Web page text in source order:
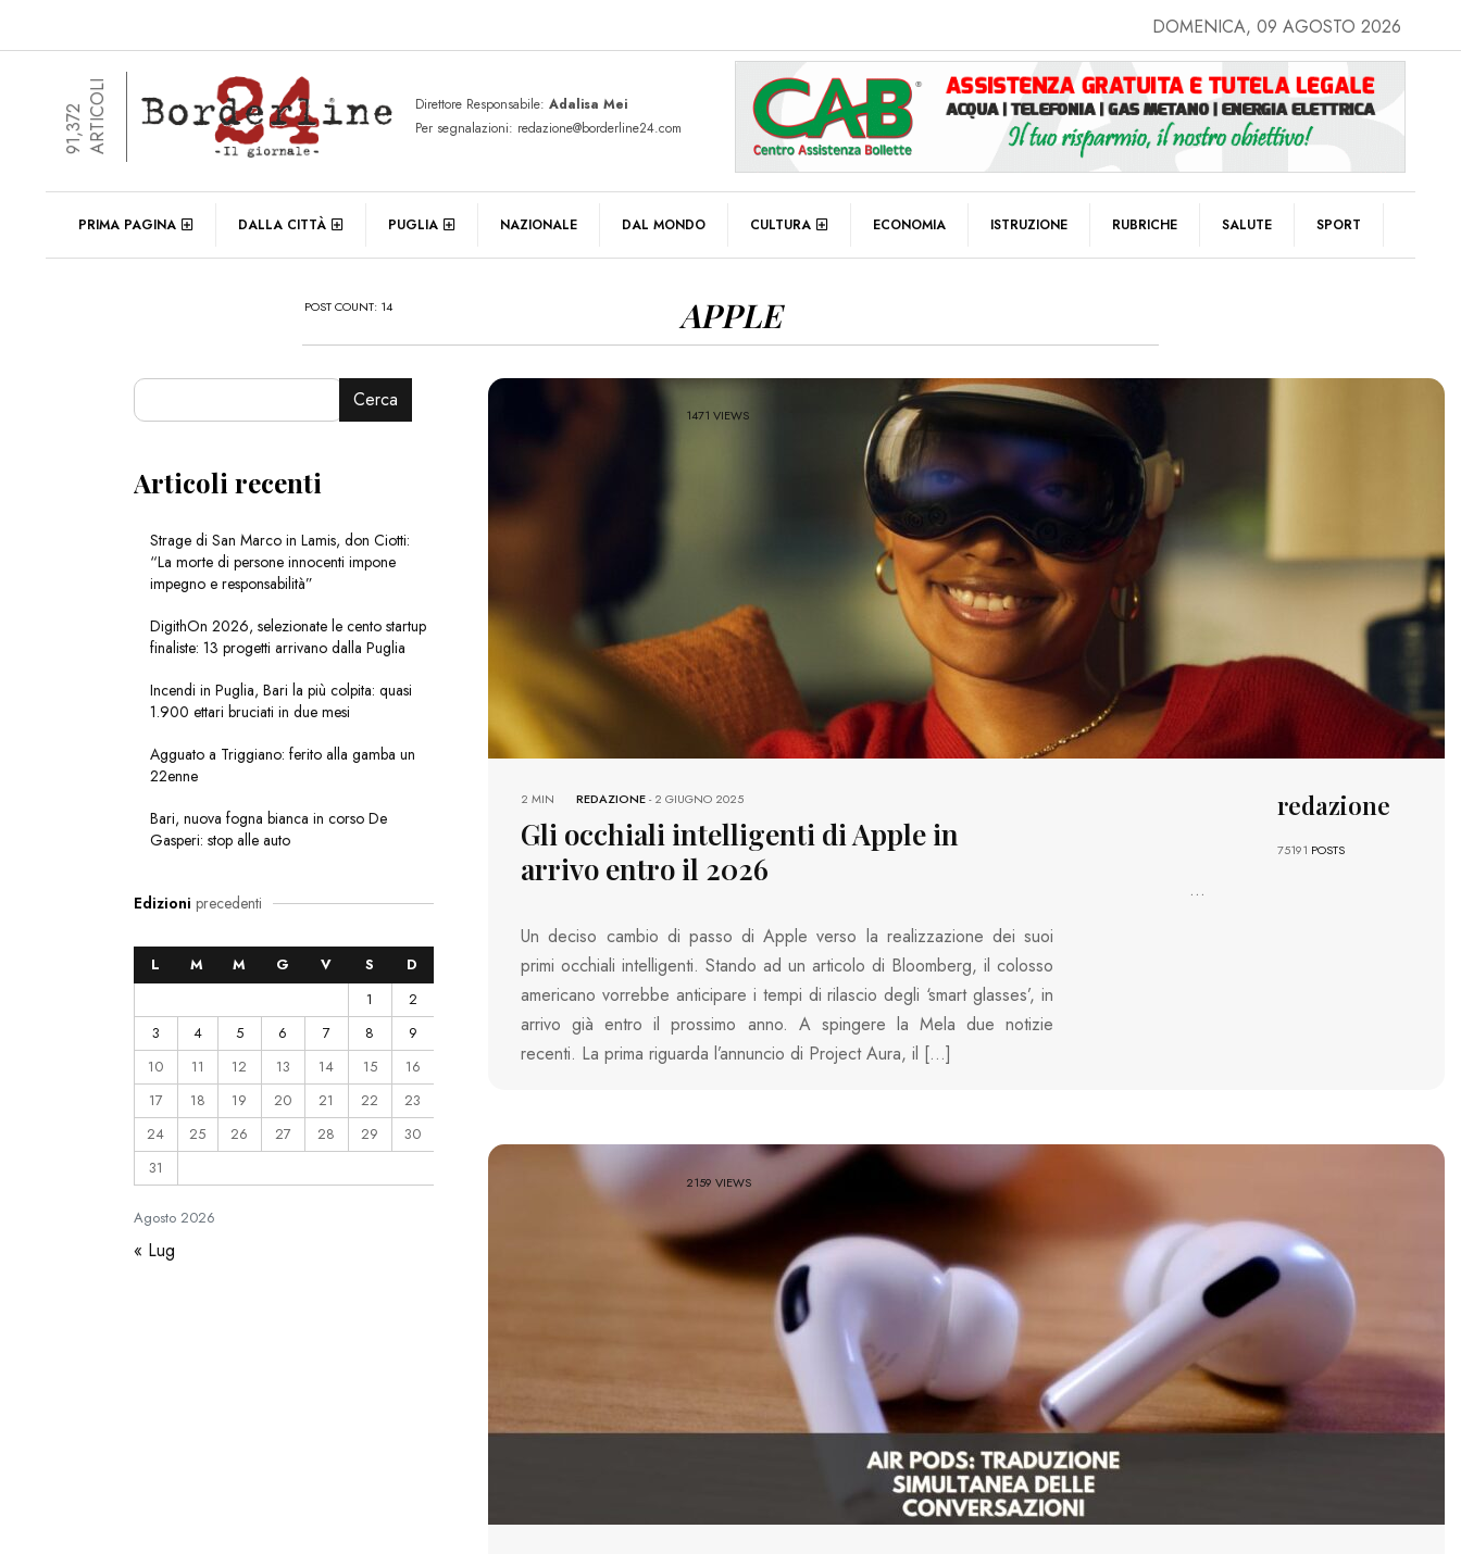
DOMENICA, 09 AGOSTO 2026
91,372ARTICOLI Direttore Responsabile: Adalisa Mei
Per segnalazioni: redazione@borderline24.com
PRIMA PAGINA DALLA CITTÀ PUGLIA NAZIONALE DAL MONDO CULTURA ECONOMIA ISTRUZIONE RUBRICHE SALUTE SPORT
POST COUNT: 14 APPLE
1471 VIEWS
REDAZIONE-2 GIUGNO 2025
2 MIN
Gli occhiali intelligenti di Apple in
arrivo entro il 2026
Un deciso cambio di passo di Apple verso la realizzazione dei suoi
primi occhiali intelligenti. Stando ad un articolo di Bloomberg, il colosso
americano vorrebbe anticipare i tempi di rilascio degli ‘smart glasses’, in
arrivo già entro il prossimo anno. A spingere la Mela due notizie
recenti. La prima riguarda l’annuncio di Project Aura, il […]
redazione
75191 POSTS
...
2159 VIEWS
Cerca
Articoli recenti
Strage di San Marco in Lamis, don Ciotti:
“La morte di persone innocenti impone
impegno e responsabilità”
DigithOn 2026, selezionate le cento startup
finaliste: 13 progetti arrivano dalla Puglia
Incendi in Puglia, Bari la più colpita: quasi
1.900 ettari bruciati in due mesi
Agguato a Triggiano: ferito alla gamba un
22enne
Bari, nuova fogna bianca in corso De
Gasperi: stop alle auto
Edizioni precedenti
Agosto2026
L M M G V S
D
1
2
3
4 5 6 7 8
9
10
11 12 13 14 15
16
17
18 19 20 21 22
23
24
25 26 27 28 29
30
31
« Lug